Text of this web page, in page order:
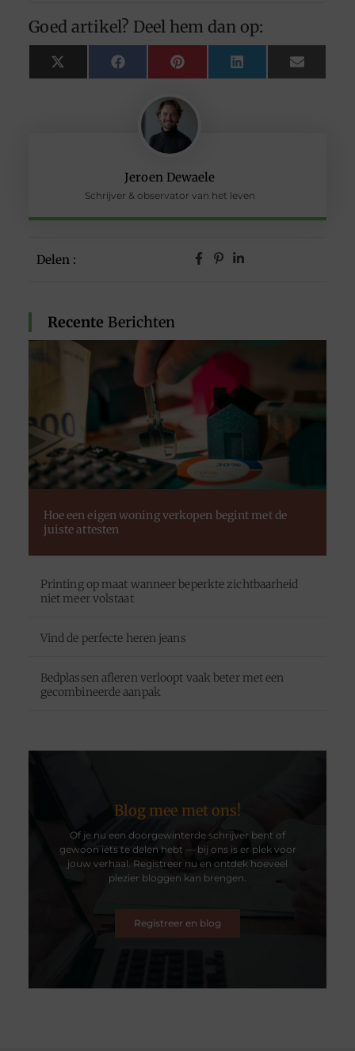
Jeroen Dewaele
Schrijver & observator van het leven
Delen :
Recente Berichten
Hoe een eigen woning verkopen begint met de
juiste attesten
Printing op maat wanneer beperkte zichtbaarheid
niet meer volstaat
Vind de perfecte heren jeans
Bedplassen afleren verloopt vaak beter met een
gecombineerde aanpak
Blog mee met ons!
Of je nu een doorgewinterde schrijver bent of
gewoon iets te delen hebt — bij ons is er plek voor
jouw verhaal. Registreer nu en ontdek hoeveel
plezier bloggen kan brengen.
Registreer en blog
Goed artikel? Deel hem dan op:
X
(Twitter)
FacebookPinterest LinkedIn Email